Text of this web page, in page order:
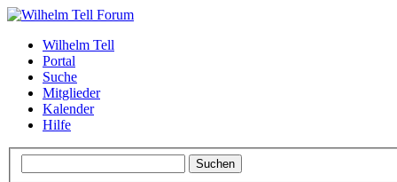
Wilhelm Tell
Portal
Suche
Mitglieder
Kalender
Hilfe